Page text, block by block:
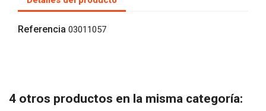
Referencia 03011057
4 otros productos en la misma categoría: